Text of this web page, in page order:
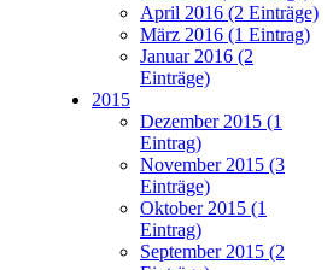
April 2016 (2 Einträge)
März 2016 (1 Eintrag)
Januar 2016 (2
Einträge)
2015
Dezember 2015 (1
Eintrag)
November 2015 (3
Einträge)
Oktober 2015 (1
Eintrag)
September 2015 (2